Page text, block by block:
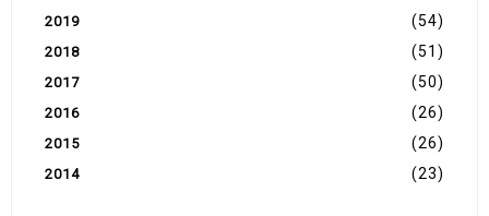
2019 (54)
2018 (51)
2017 (50)
2016 (26)
2015 (26)
2014 (23)